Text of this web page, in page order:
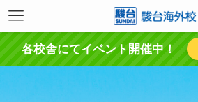
各校舎にてイベント開催中！